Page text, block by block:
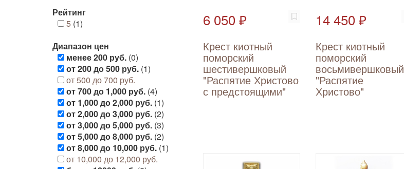
Рейтинг
5 (1)
Диапазон цен
менее 200 руб. (0)
от 200 до 500 руб. (1)
от 500 до 700 руб.
от 700 до 1,000 руб. (4)
от 1,000 до 2,000 руб. (1)
от 2,000 до 3,000 руб. (2)
от 3,000 до 5,000 руб. (3)
от 5,000 до 8,000 руб. (2)
от 8,000 до 10,000 руб. (1)
от 10,000 до 12,000 руб.
6 050 ₽
Крест киотный
поморский
шестивершковый
"Распятие Христово
с предстоящими"
14 450 ₽
Крест киотный
поморский
восьмивершковый
"Распятие
Христово"